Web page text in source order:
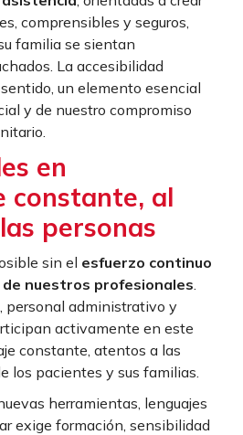
comprensibles y seguros,
familia se sientan
La accesibilidad
un elemento esencial
y de nuestro compromiso
en
constante, al
personas
sin el esfuerzo continuo
nuestros profesionales
personal administrativo y
activamente en este
constante, atentos a las
los pacientes y sus familias.
herramientas, lenguajes
exige formación, sensibilidad